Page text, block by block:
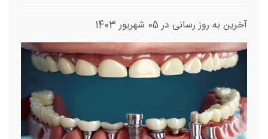
آخرین به روز رسانی در 05 شهریور 1403